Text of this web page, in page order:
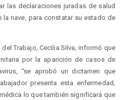
las declaraciones juradas de salud
nave, para constatar su estado de
Trabajo, Cecilia Silva, informó que
por la aparición de casos de
“se aprobó un dictamen que
presenta esta enfermedad,
lo que también significará que